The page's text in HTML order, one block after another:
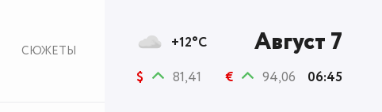
СЮЖЕТЫ +12°C Август 7
$ 81,41 € 94,06 06:45